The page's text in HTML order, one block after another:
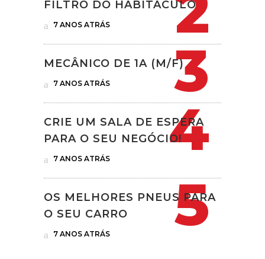
FILTRO DO HABITÁCULO
7 ANOS ATRÁS
MECÂNICO DE 1A (M/F)
7 ANOS ATRÁS
CRIE UM SALA DE ESPERA
PARA O SEU NEGÓCIO!
7 ANOS ATRÁS
OS MELHORES PNEUS PARA
O SEU CARRO
7 ANOS ATRÁS